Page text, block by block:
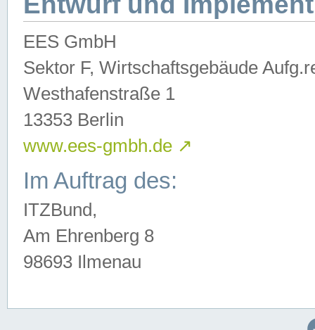
EES GmbH
Sektor F, Wirtschaftsgebäude
Westhafenstraße 1
13353 Berlin
www.ees-gmbh.de ↗
Im Auftrag des:
ITZBund,
Am Ehrenberg 8
98693 Ilmenau